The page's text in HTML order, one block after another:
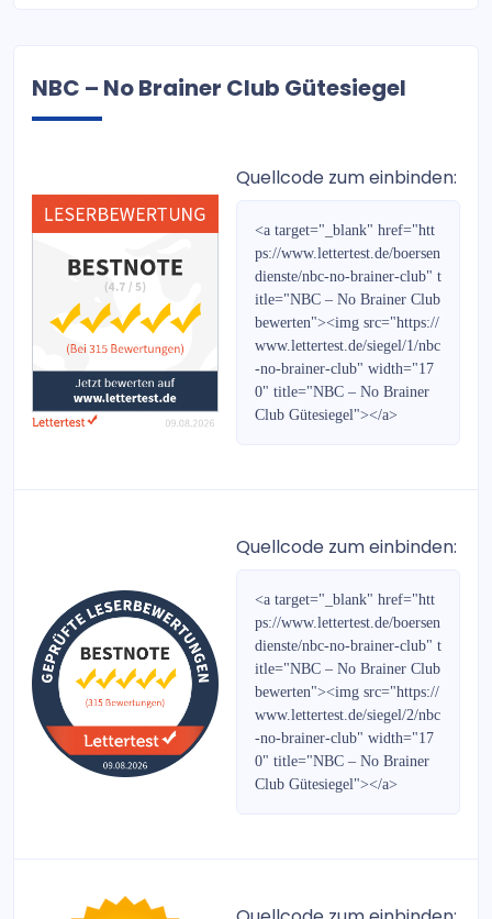
Swing Catcher Indikator
HOT STOCKS EUROPE
Bernecker Wegweiser 2017
Kryptokompass
TradingGruppe 2.0
Heibel-Ticker Börsenbrief
Austria Börsenbrief
Der PLATOW Brief
PLATOW Börse
NBC – No Brainer Club Gütesiegel
Quellcode zum einbinden:
<a target="_blank" href="htt
ps://www.lettertest.de/boersen
dienste/nbc-no-brainer-club" t
itle="NBC – No Brainer Club
bewerten"><img src="https://
www.lettertest.de/siegel/1/nbc
-no-brainer-club" width="17
0" title="NBC – No Brainer
Club Gütesiegel"></a>
Quellcode zum einbinden:
<a target="_blank" href="htt
ps://www.lettertest.de/boersen
dienste/nbc-no-brainer-club" t
itle="NBC – No Brainer Club
bewerten"><img src="https://
www.lettertest.de/siegel/2/nbc
-no-brainer-club" width="17
0" title="NBC – No Brainer
Club Gütesiegel"></a>